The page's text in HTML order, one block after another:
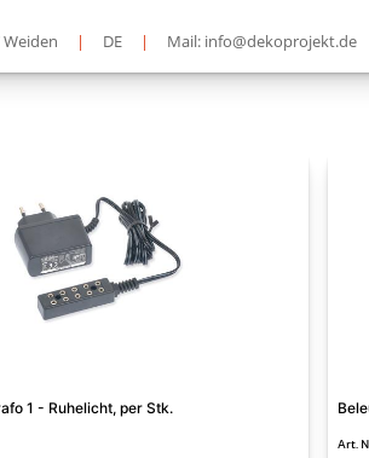
Weiden | DE | Mail: info@dekoprojekt.de
1 - Ruhelicht, per Stk.
Art.